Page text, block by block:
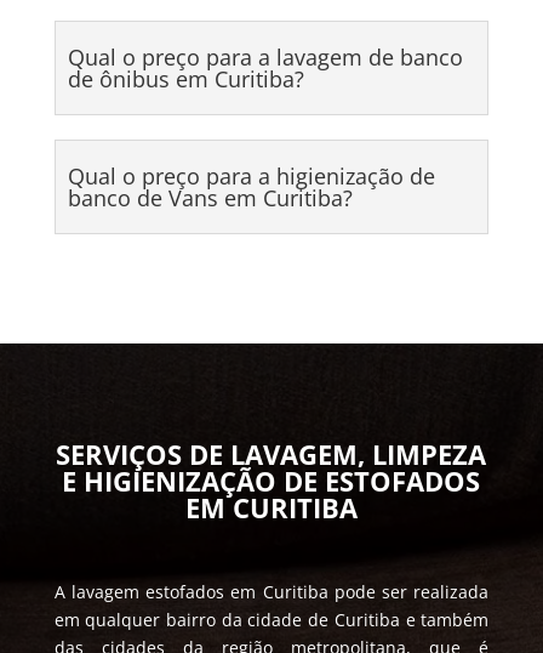
Qual o preço para a lavagem de banco
de ônibus em Curitiba?
Qual o preço para a higienização de
banco de Vans em Curitiba?
SERVIÇOS DE LAVAGEM, LIMPEZA
E HIGIENIZAÇÃO DE ESTOFADOS
EM CURITIBA
A lavagem estofados em Curitiba pode ser realizada
em qualquer bairro da cidade de Curitiba e também
das cidades da região metropolitana, que é